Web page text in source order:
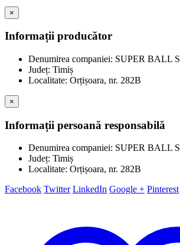
×
Informații producător
Denumirea companiei: SUPER BALL
Județ: Timiș
Localitate: Orțișoara, nr. 282B
×
Informații persoană responsabilă
Denumirea companiei: SUPER BALL
Județ: Timiș
Localitate: Orțișoara, nr. 282B
Facebook Twitter LinkedIn Google + Pinterest